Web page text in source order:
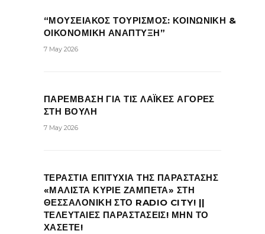
“ΜΟΥΣΕΙΑΚΟΣ ΤΟΥΡΙΣΜΟΣ: ΚΟΙΝΩΝΙΚΗ &
ΟΙΚΟΝΟΜΙΚΗ ΑΝΑΠΤΥΞΗ”
7 May 2026
ΠΑΡΕΜΒΑΣΗ ΓΙΑ ΤΙΣ ΛΑΪΚΕΣ ΑΓΟΡΕΣ
ΣΤΗ ΒΟΥΛΗ
7 May 2026
ΤΕΡΑΣΤΙΑ ΕΠΙΤΥΧΙΑ ΤΗΣ ΠΑΡΑΣΤΑΣΗΣ
«ΜΑΛΙΣΤΑ ΚΥΡΙΕ ΖΑΜΠΕΤΑ» ΣΤΗ
ΘΕΣΣΑΛΟΝΙΚΗ ΣΤΟ RADIO CITY! ||
ΤΕΛΕΥΤΑΙΕΣ ΠΑΡΑΣΤΑΣΕΙΣ! ΜΗΝ ΤΟ
ΧΑΣΕΤΕ!